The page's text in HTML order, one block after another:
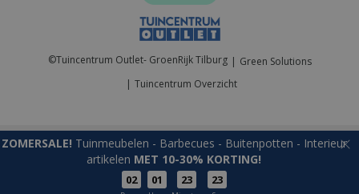
ZOMERSALE! Tuinmeubelen - Barbecues - Buitenpotten - Interieur
artikelen MET 10-30% KORTING!
02 01 23 23
©Tuincentrum Outlet- GroenRijk Tilburg
Green Solutions
Tuincentrum Overzicht